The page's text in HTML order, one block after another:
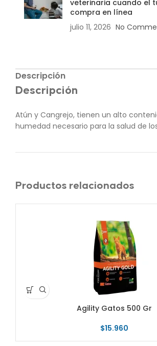
veterinaria cuando el
compra en línea
julio 11, 2026 No
Descripción
Descripción
Atún y Cangrejo, tienen un alto
humedad necesario para la salud de
Productos relacionados
Agility Gatos 500 Gr
$15.960